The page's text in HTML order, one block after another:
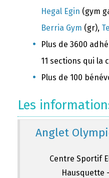
Hegal Egin (gym
Berria Gym (gr),
Plus de 3600
11 sections qui la
Plus de 100
Les
Anglet
Centre Sportif
Hausquette